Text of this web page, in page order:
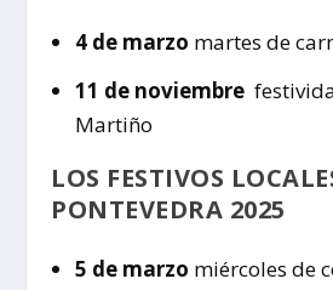
4 de marzo martes de
11 de noviembre
Martiño
LOS FESTIVOS
PONTEVEDRA 2025
5 de marzo miércoles de